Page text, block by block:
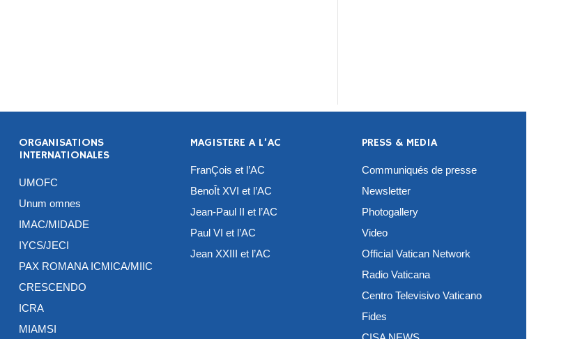
ORGANISATIONS
INTERNATIONALES
UMOFC
Unum omnes
IMAC/MIDADE
IYCS/JECI
PAX ROMANA ICMICA/MIIC
CRESCENDO
ICRA
MIAMSI
MAGISTERE A L’AC
FranÇois et l’AC
BenoÎt XVI et l’AC
Jean-Paul II et l’AC
Paul VI et l’AC
Jean XXIII et l’AC
PRESS & MEDIA
Communiqués de presse
Newsletter
Photogallery
Video
Official Vatican Network
Radio Vaticana
Centro Televisivo Vaticano
Fides